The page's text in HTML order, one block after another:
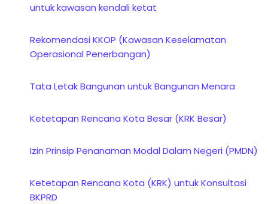
untuk kawasan kendali ketat
Rekomendasi KKOP (Kawasan Keselamatan
Operasional Penerbangan)
Tata Letak Bangunan untuk Bangunan Menara
Ketetapan Rencana Kota Besar (KRK Besar)
Izin Prinsip Penanaman Modal Dalam Negeri (PMDN)
Ketetapan Rencana Kota (KRK) untuk Konsultasi
BKPRD